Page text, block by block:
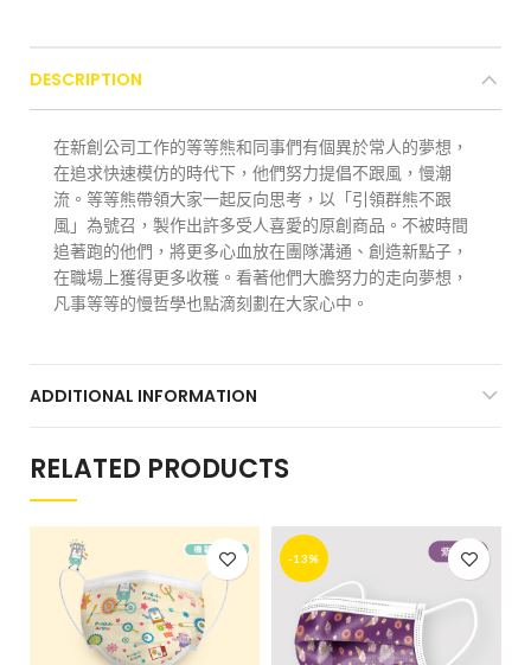
DESCRIPTION
在新創公司工作的等等熊和同事們有個異於常人的夢想，
在追求快速模仿的時代下，他們努力提倡不跟風，慢潮
流。等等熊帶領大家一起反向思考，以「引領群熊不跟
風」為號召，製作出許多受人喜愛的原創商品。不被時間
追著跑的他們，將更多心血放在團隊溝通、創造新點子，
在職場上獲得更多收穫。看著他們大膽努力的走向夢想，
凡事等等的慢哲學也點滴刻劃在大家心中。
ADDITIONAL INFORMATION
RELATED PRODUCTS
-13%